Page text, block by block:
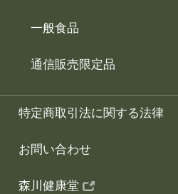
一般食品
通信販売限定品
特定商取引法に関する法律
お問い合わせ
森川健康堂